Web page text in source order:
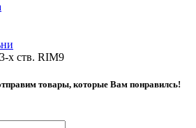
х ств. RIM9
товары, которые Вам понравилсь!